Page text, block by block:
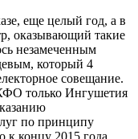
еще целый год, а в
оказывающий такие
незамеченным
который 4
совещание.
только Ингушетия
по принципу